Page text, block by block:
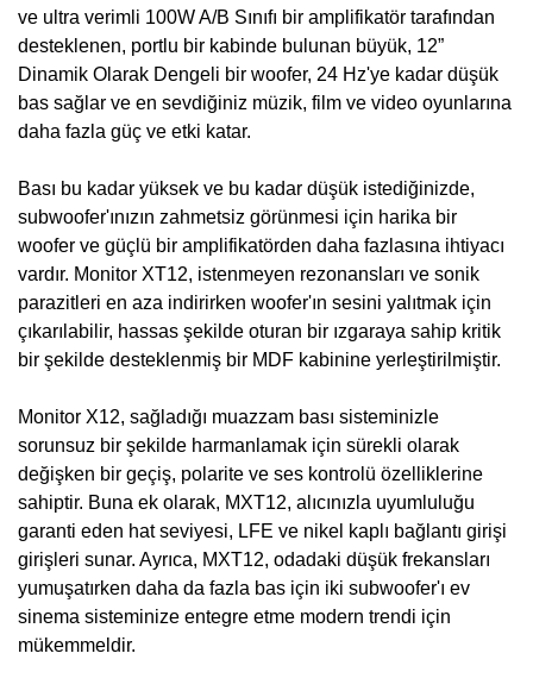
ve ultra verimli 100W A/B Sınıfı bir amplifikatör tarafından
desteklenen, portlu bir kabinde bulunan büyük, 12”
Dinamik Olarak Dengeli bir woofer, 24 Hz'ye kadar düşük
bas sağlar ve en sevdiğiniz müzik, film ve video oyunlarına
daha fazla güç ve etki katar.
Bası bu kadar yüksek ve bu kadar düşük istediğinizde,
subwoofer'ınızın zahmetsiz görünmesi için harika bir
woofer ve güçlü bir amplifikatörden daha fazlasına ihtiyacı
vardır. Monitor XT12, istenmeyen rezonansları ve sonik
parazitleri en aza indirirken woofer'ın sesini yalıtmak için
çıkarılabilir, hassas şekilde oturan bir ızgaraya sahip kritik
bir şekilde desteklenmiş bir MDF kabinine yerleştirilmiştir.
Monitor X12, sağladığı muazzam bası sisteminizle
sorunsuz bir şekilde harmanlamak için sürekli olarak
değişken bir geçiş, polarite ve ses kontrolü özelliklerine
sahiptir. Buna ek olarak, MXT12, alıcınızla uyumluluğu
garanti eden hat seviyesi, LFE ve nikel kaplı bağlantı girişi
girişleri sunar. Ayrıca, MXT12, odadaki düşük frekansları
yumuşatırken daha da fazla bas için iki subwoofer'ı ev
sinema sisteminize entegre etme modern trendi için
mükemmeldir.